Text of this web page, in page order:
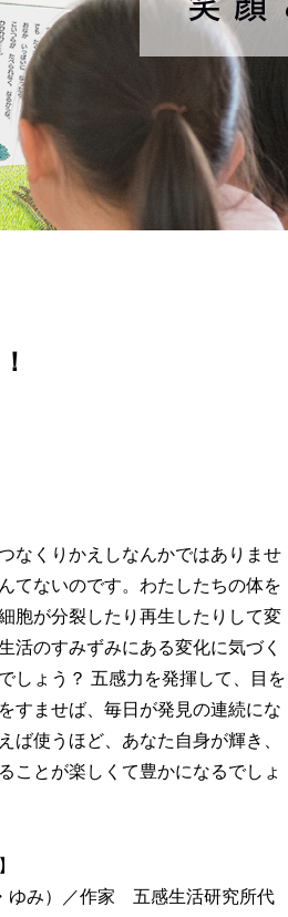
なくりかえしなんかではありませ
てないのです。わたしたちの体を
胞が分裂したり再生したりして変
活のすみずみにある変化に気づく
しょう？ 五感力を発揮して、目を
すませば、毎日が発見の連続にな
ば使うほど、あなた自身が輝き、
ことが楽しくて豊かになるでしょ
ゆみ）／作家 五感生活研究所代